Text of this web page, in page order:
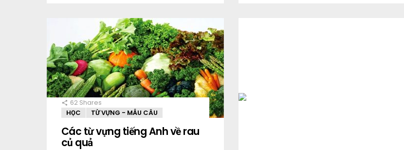
62 Shares
HỌC
TỪ VỰNG - MẪU CÂU
Các từ vựng tiếng Anh về rau
củ quả